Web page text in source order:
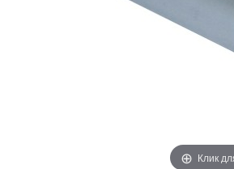
Клик